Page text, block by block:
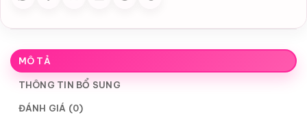
MÔ TẢ
THÔNG TIN BỔ SUNG
ĐÁNH GIÁ (0)